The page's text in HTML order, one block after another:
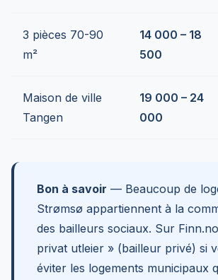
3 pièces 70-90
m²
14 000 – 18
500
Maison de ville
Tangen
19 000 – 24
000
Bon à savoir — Beaucoup de
Strømsø appartiennent à la
des bailleurs sociaux. Sur
privat utleier » (bailleur privé) si
éviter les logements municipaux